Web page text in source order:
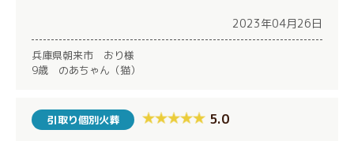
2023年04月26日
兵庫県朝来市 おり様
9歳 のあちゃん（猫）
引取り個別火葬 5.0